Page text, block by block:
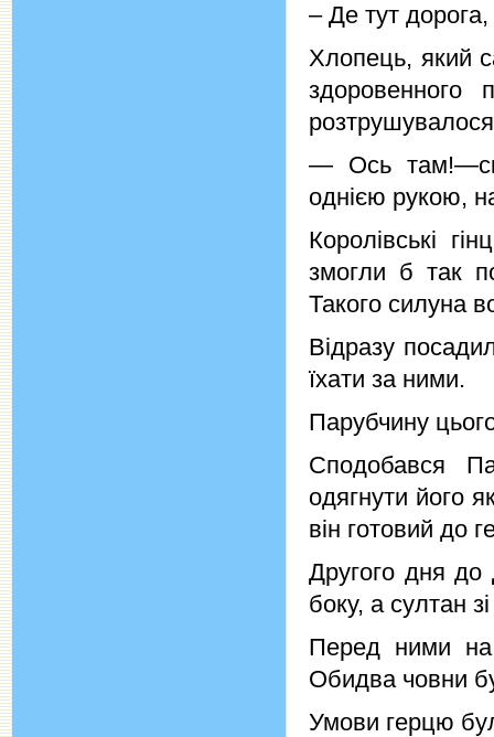
– Де тут
Хлопець, який
здоровенного
— Ось
однією рукою,
Королівські
змогли б так
Такого силуна
Відразу
їхати за ними.
Парубчину
Сподобався
одягнути його
він готовий до
Другого дня
боку, а султан
Перед ними на
Обидва човни
Умови герцю